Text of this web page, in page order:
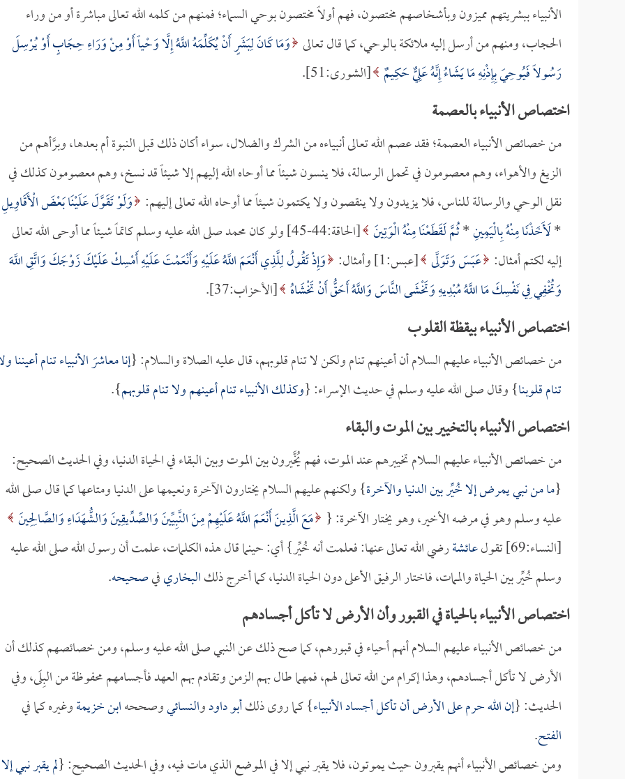
الأنبياء ببشريتهم مميزون وبأشخاصهم مختصون، فهم أولاً مختصون بوحي السماء؛ فمنهم من كلمه الله تعالى مباشرة أو من وراء
الحجاب، ومنهم من أرسل إليه ملائكة بالوحي، كما قال تعالى وَمَا كَانَ لِبَشَرٍ أَنْ يُكَلِّمَهُ اللَّهُ إِلَّا وَحْياً أَوْ مِنْ وَرَاءِ حِجَابٍ أَوْ يُرْسِلَ
رَسُولاً فَيُوحِيَ بِإِذْنِهِ مَا يَشَاءُ إِنَّهُ عَلِيٌّ حَكِيمٌ [الشورى:51].
اختصاص الأنبياء بالعصمة
من خصائص الأنبياء العصمة؛ فقد عصم الله تعالى أنبياءه من الشرك والضلال، سواء أكان ذلك قبل النبوة أم بعدها، وبرَّأهم من
الزيغ والأهواء، وهم معصومون في تحمل الرسالة، فلا ينسون شيئاً مما أوحاه الله إليهم إلا شيئاً قد نسخ، وهم معصومون كذلك في
نقل الوحي والرسالة للناس، فلا يزيدون ولا ينقصون ولا يكتمون شيئاً مما أوحاه الله تعالى إليهم: وَلَوْ تَقَوَّلَ عَلَيْنَا بَعْضَ الْأَقَاوِيلِ
*لَأَخَذْنَا مِنْهُ بِالْيَمِينِ*ثُمَّ لَقَطَعْنَا مِنْهُ الْوَتِينَ
[الحاقة:44-45] ولو كان محمد صلى الله عليه وسلم كاتماً شيئاً مما أوحى الله تعالى
إليه لكتم أمثال: عَبَسَ وَتَوَلَّى [عبس:1] وأمثال:
وَإِذْ تَقُولُ لِلَّذِي أَنْعَمَ اللَّهُ عَلَيْهِ وَأَنْعَمْتَ عَلَيْهِ أَمْسِكْ عَلَيْكَ زَوْجَكَ وَاتَّقِ اللَّهَ
وَتُخْفِي فِي نَفْسِكَ مَا اللَّهُ مُبْدِيهِ وَتَخْشَى النَّاسَ وَاللَّهُ أَحَقُّ أَنْ تَخْشَاهُ [الأحزاب:37].
اختصاص الأنبياء بيقظة القلوب
من خصائص الأنبياء عليهم السلام أن أعينهم تنام ولكن لا تنام قلوبهم، قال عليه الصلاة والسلام: {إنا معاشرَ الأنبياء تنام أعيننا
تنام قلوبنا} وقال صلى الله عليه وسلم في حديث الإسراء: {وكذلك الأنبياء تنام أعينهم ولا تنام قلوبهم}.
اختصاص الأنبياء بالتخيير بين الموت والبقاء
من خصائص الأنبياء عليهم السلام تخييرهم عند الموت، فهم يُخَّيرون بين الموت وبين البقاء في الحياة الدنيا، وفي الحديث الصحيح:
{ما من نبي يمرض إلا خُيِّر بين الدنيا والآخرة} ولكنهم عليهم السلام يختارون الآخرة ونعيمها على الدنيا ومتاعها كما قال صلى الله
عليه وسلم وهو في مرضه الأخير، وهو يختار الآخرة: { مَعَ الَّذِينَ أَنْعَمَ اللَّهُ عَلَيْهِمْ مِنَ النَّبِيِّينَ وَالصِّدِّيقِينَ وَالشُّهَدَاءِ وَالصَّالِحِينَ
[النساء:69] تقول
عائشةرضي الله تعالى عنها: فعلمت أنه خُيِّر} أي: حينما قال هذه الكلمات، علمت أن رسول الله صلى الله عليه
وسلم خُيِّر بين الحياة والممات، فاختار الرفيق الأعلى دون الحياة الدنيا، كما أخرج ذلكالبخاريفيصحيحه.
اختصاص الأنبياء بالحياة في القبور وأن الأرض لا تأكل أجسادهم
من خصائص الأنبياء عليهم السلام أنهم أحياء في قبورهم، كما صح ذلك عن النبي صلى الله عليه وسلم، ومن خصائصهم كذلك أن
الأرض لا تأكل أجسادهم، وهذا إكرام من الله تعالى لهم، فمهما طال بهم الزمن وتقادم بهم العهد فأجسامهم محفوظة من البِلَى، وفي
الحديث: {إن الله حرم على الأرض أن تأكل أجساد الأنبياء} كما روى ذلكأبو داودوالنسائيوصححهابن خزيمةوغيره كما في
الفتح.
ومن خصائص الأنبياء أنهم يقبرون حيث يموتون، فلا يقبر نبي إلا في الموضع الذي مات فيه، وفي الحديث الصحيح: {لم يقبر نبي إلا